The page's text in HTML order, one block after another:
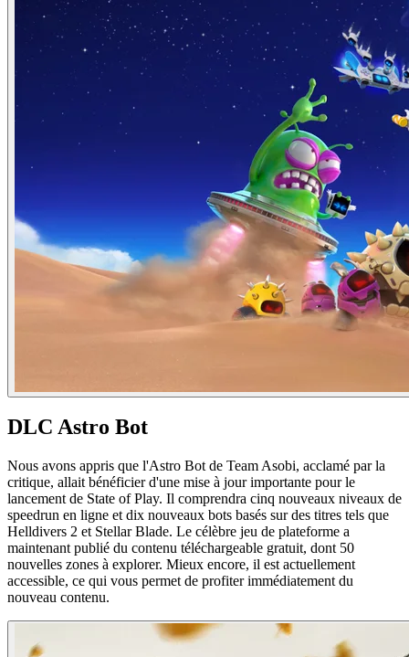
DLC Astro Bot
Nous avons appris que l'Astro Bot de Team Asobi, acclamé par la
critique, allait bénéficier d'une mise à jour importante pour le
lancement de State of Play. Il comprendra cinq nouveaux niveaux de
speedrun en ligne et dix nouveaux bots basés sur des titres tels que
Helldivers 2 et Stellar Blade. Le célèbre jeu de plateforme a
maintenant publié du contenu téléchargeable gratuit, dont 50
nouvelles zones à explorer. Mieux encore, il est actuellement
accessible, ce qui vous permet de profiter immédiatement du
nouveau contenu.